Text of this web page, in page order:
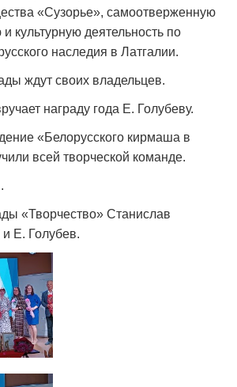
«Сузорье», самоотверженную
и культурную деятельность по
наследия в Латгалии.
ждут своих владельцев.
награду года Е. Голубеву.
«Белорусского кирмаша в
всей творческой команде.
«Творчество» Станислав
и Е. Голубев.